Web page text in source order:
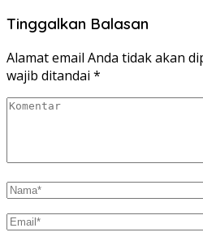
Tinggalkan Balasan
Alamat email Anda tidak akan
wajib ditandai *